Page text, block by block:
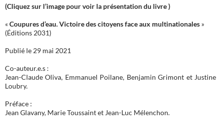
(Cliquez sur l’image pour voir la présentation du livre )
«Coupures d’eau. Victoire des citoyens face aux multinationales »
(Éditions 2031)
Publié le 29 mai 2021
Co-auteur.e.s :
Jean-Claude Oliva, Emmanuel Poilane, Benjamin Grimont et Justine
Loubry.
Préface :
Jean Glavany, Marie Toussaint et Jean-Luc Mélenchon.